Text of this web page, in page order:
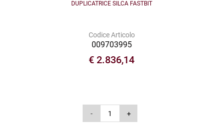
DUPLICATRICE SILCA FASTBIT
Codice Articolo
009703995
€ 2.836,14